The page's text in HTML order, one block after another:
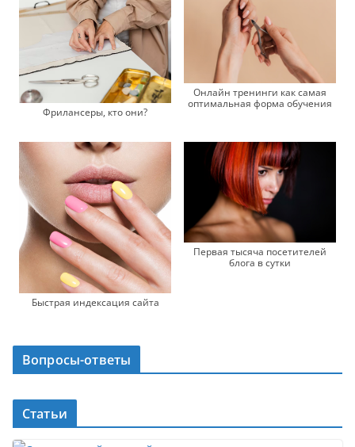
Фрилансеры, кто они?
Онлайн тренинги как самая
оптимальная форма обучения
Быстрая индексация сайта
Первая тысяча посетителей
блога в сутки
Вопросы-ответы
Статьи